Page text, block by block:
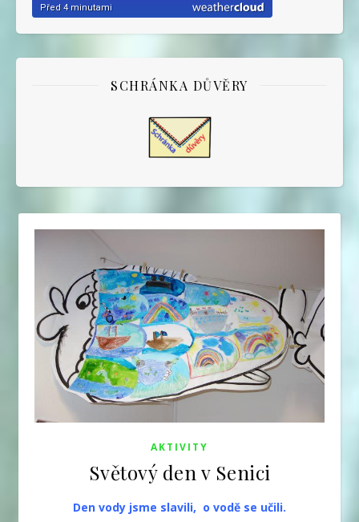
SCHRÁNKA DŮVĚRY
AKTIVITY
Světový den v Senici
Den vody jsme slavili, o vodě se učili.